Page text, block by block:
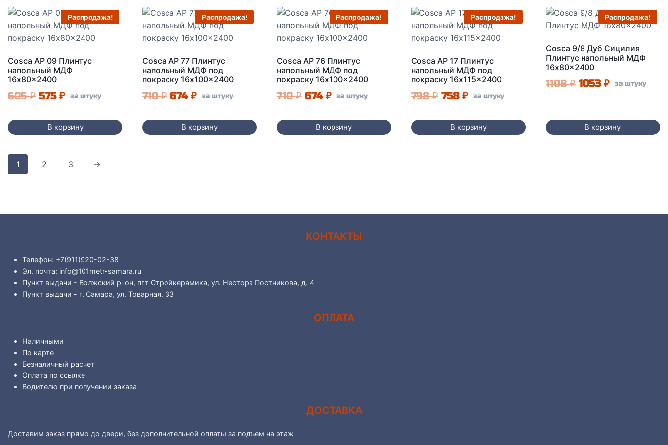
Распродажа!
Cosca AP 09 Плинтус
напольный МДФ
16x80x2400
605₽ Первоначальная
составляла
575 ₽Текущая
575 ₽.
за штуку
В корзину
Распродажа!
Cosca AP 77 Плинтус
напольный МДФ под
покраску 16x100x2400
710₽ Первоначальная
составляла
674₽Текущая
674 ₽.
за штуку
В корзину
Распродажа!
Cosca AP 76 Плинтус
напольный МДФ под
покраску 16x100x2400
710₽ Первоначальная
составляла
674 ₽Текущая
674 ₽.
за штуку
В корзину
Распродажа!
Cosca AP 17 Плинтус
напольный МДФ под
покраску 16x115x2400
798₽ Первоначальная
составляла
758₽Текущая
758 ₽.
за штуку
В корзину
Распродажа!
Cosca 9/8 Дуб Сицилия
Плинтус напольный МДФ
16x80x2400
1108₽ Первоначальная
1108 ₽.
1053 ₽Текущая
за штуку
В корзину
1 2 3 →
КОНТАКТЫ
Телефон: +7(911)920-02-38
Эл. почта: info@101metr-samara.ru
Пункт выдачи - Волжский р-он, пгт Стройкерамика, ул. Нестора Постникова, д. 4
Пункт выдачи - г. Самара, ул. Товарная, 33
ОПЛАТА
Наличными
По карте
Безналичный расчет
Оплата по ссылке
Водителю при получении заказа
ДОСТАВКА
Доставим заказ прямо до двери, без дополнительной оплаты за подъем на этаж